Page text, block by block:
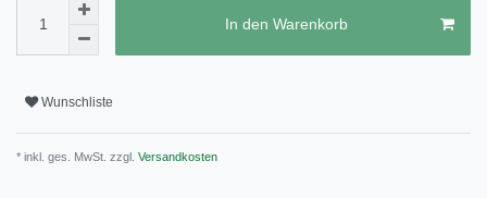
In den Warenkorb
Wunschliste
* inkl. ges. MwSt. zzgl. Versandkosten